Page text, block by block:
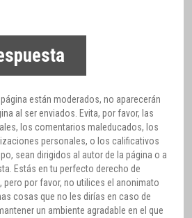
están moderados, no aparecerán
al ser enviados. Evita, por favor, las
los comentarios maleducados, los
personales, o los calificativos
sean dirigidos al autor de la página o a
Estás en tu perfecto derecho de
por favor, no utilices el anonimato
cosas que no les dirías en caso de
un ambiente agradable en el que